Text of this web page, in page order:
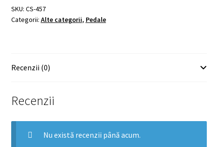
SKU: CS-457
Categorii: Alte categorii, Pedale
Recenzii (0)
Recenzii
Nu există recenzii până acum.